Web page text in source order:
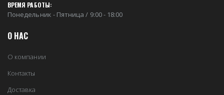
ВРЕМЯ РАБОТЫ:
Понедельник - Пятница / 9:00 - 18:00
О НАС
О компании
Контакты
Доставка